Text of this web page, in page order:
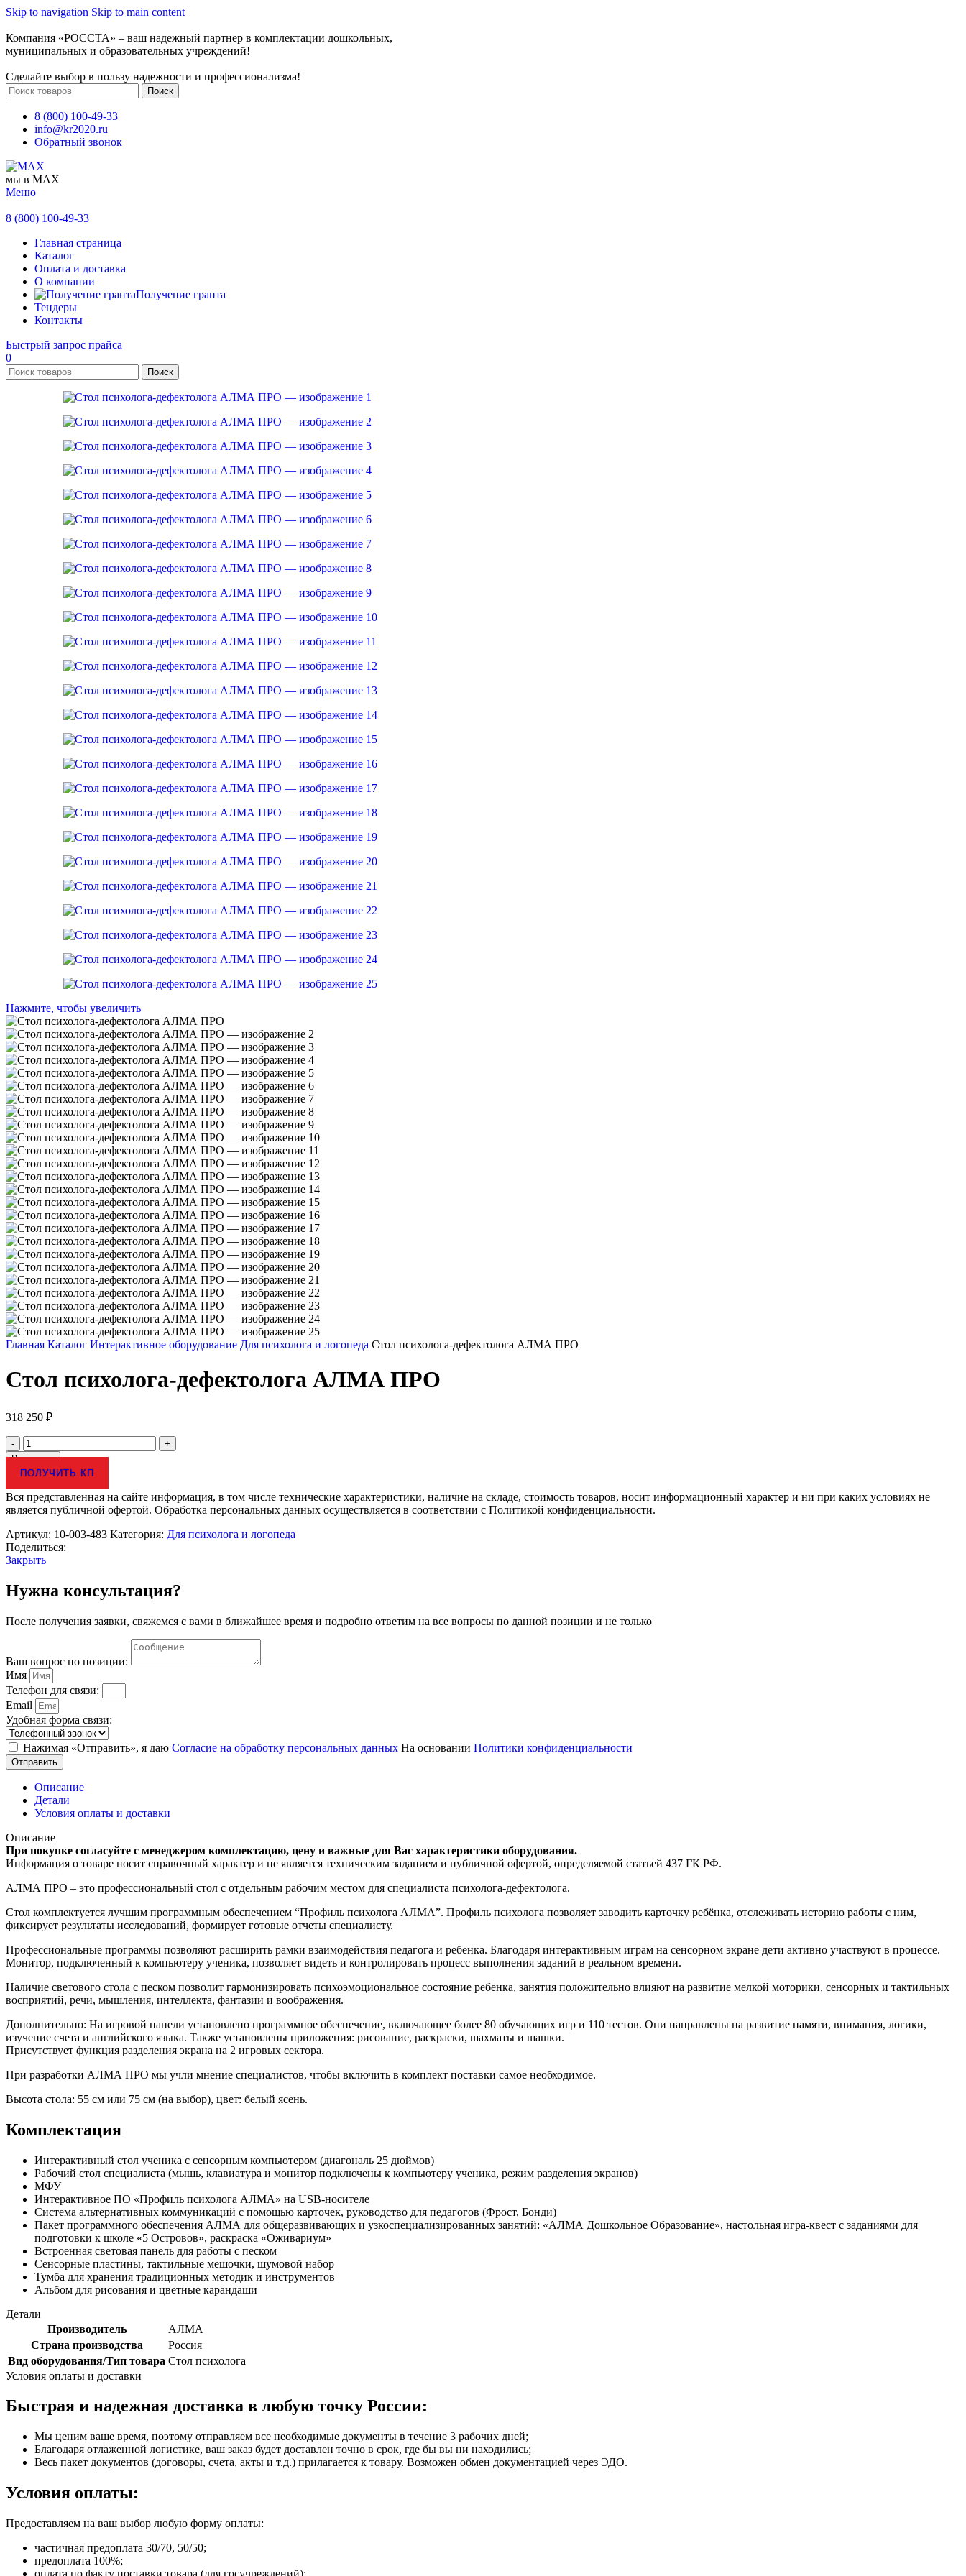
Skip to navigation Skip to main content
Компания «РОССТА» – ваш надежный партнер в комплектации дошкольных,
муниципальных и образовательных учреждений!
Сделайте выбор в пользу надежности и профессионализма!
Поиск
8 (800) 100-49-33
info@kr2020.ru
Обратный звонок
мы в MAX
Меню
8 (800) 100-49-33
Главная страница
Каталог
Оплата и доставка
О компании
Получение гранта
Тендеры
Контакты
Быстрый запрос прайса
0
Поиск
Нажмите, чтобы увеличить
Главная Каталог Интерактивное оборудование Для психолога и логопеда Стол психолога-дефектолога АЛМА ПРО
Стол психолога-дефектолога АЛМА ПРО
318 250 ₽
Количество
товара
Стол
психолога-
дефектолога
АЛМА
В корзину
ПОЛУЧИТЬ КП
Вся представленная на сайте информация, в том числе технические характеристики, наличие на складе, стоимость товаров, носит информационный характер и ни при каких условиях не
является публичной офертой. Обработка персональных данных осуществляется в соответствии с Политикой конфиденциальности.
Артикул: 10-003-483 Категория: Для психолога и логопеда
Поделиться:
Закрыть
Нужна консультация?
После получения заявки, свяжемся с вами в ближайшее время и подробно ответим на все вопросы по данной позиции и не только
Ваш вопрос по позиции:
Имя
Телефон для связи:
Email
Удобная форма связи:
Нажимая «Отправить», я даю Согласие на обработку персональных данных На основании Политики конфиденциальности
Отправить
Описание
Детали
Условия оплаты и доставки
Описание
При покупке согласуйте с менеджером комплектацию, цену и важные для Вас характеристики оборудования.
Информация о товаре носит справочный характер и не является техническим заданием и публичной офертой, определяемой статьей 437 ГК РФ.
АЛМА ПРО – это профессиональный стол с отдельным рабочим местом для специалиста психолога-дефектолога.
Стол комплектуется лучшим программным обеспечением “Профиль психолога АЛМА”. Профиль психолога позволяет заводить карточку ребёнка, отслеживать историю работы с ним,
фиксирует результаты исследований, формирует готовые отчеты специалисту.
Профессиональные программы позволяют расширить рамки взаимодействия педагога и ребенка. Благодаря интерактивным играм на сенсорном экране дети активно участвуют в процессе.
Монитор, подключенный к компьютеру ученика, позволяет видеть и контролировать процесс выполнения заданий в реальном времени.
Наличие светового стола с песком позволит гармонизировать психоэмоциональное состояние ребенка, занятия положительно влияют на развитие мелкой моторики, сенсорных и тактильных
восприятий, речи, мышления, интеллекта, фантазии и воображения.
Дополнительно: На игровой панели установлено программное обеспечение, включающее более 80 обучающих игр и 110 тестов. Они направлены на развитие памяти, внимания, логики,
изучение счета и английского языка. Также установлены приложения: рисование, раскраски, шахматы и шашки.
Присутствует функция разделения экрана на 2 игровых сектора.
При разработки АЛМА ПРО мы учли мнение специалистов, чтобы включить в комплект поставки самое необходимое.
Высота стола: 55 см или 75 см (на выбор), цвет: белый ясень.
Комплектация
Интерактивный стол ученика с сенсорным компьютером (диагональ 25 дюймов)
Рабочий стол специалиста (мышь, клавиатура и монитор подключены к компьютеру ученика, режим разделения экранов)
МФУ
Интерактивное ПО «Профиль психолога АЛМА» на USB-носителе
Система альтернативных коммуникаций с помощью карточек, руководство для педагогов (Фрост, Бонди)
Пакет программного обеспечения АЛМА для общеразвивающих и узкоспециализированных занятий: «АЛМА Дошкольное Образование», настольная игра-квест с заданиями для
подготовки к школе «5 Островов», раскраска «Оживариум»
Встроенная световая панель для работы с песком
Сенсорные пластины, тактильные мешочки, шумовой набор
Тумба для хранения традиционных методик и инструментов
Альбом для рисования и цветные карандаши
Детали
Производитель
АЛМА
Страна производства
Россия
Вид оборудования/Тип товара Стол психолога
Условия оплаты и доставки
Быстрая и надежная доставка в любую точку России:
Мы ценим ваше время, поэтому отправляем все необходимые документы в течение 3 рабочих дней;
Благодаря отлаженной логистике, ваш заказ будет доставлен точно в срок, где бы вы ни находились;
Весь пакет документов (договоры, счета, акты и т.д.) прилагается к товару. Возможен обмен документацией через ЭДО.
Условия оплаты:
Предоставляем на ваш выбор любую форму оплаты:
частичная предоплата 30/70, 50/50;
предоплата 100%;